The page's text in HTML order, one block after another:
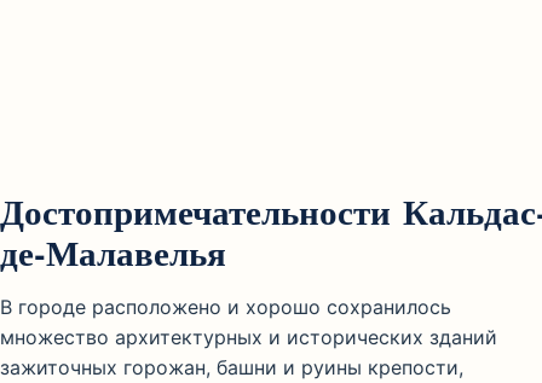
Достопримечательности
де-Малавелья
В городе расположено и хорошо сохранилось
множество архитектурных и исторических зданий
зажиточных горожан, башни и руины крепости,